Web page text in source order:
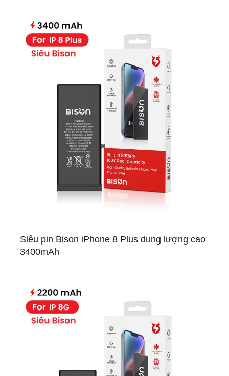
Siêu pin Bison iPhone 8 Plus dung lượng cao
3400mAh